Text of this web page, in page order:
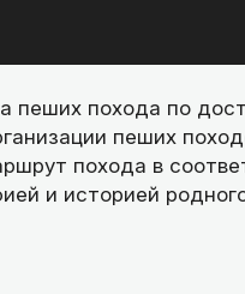
пеших похода по
пеших
похода в
и историей